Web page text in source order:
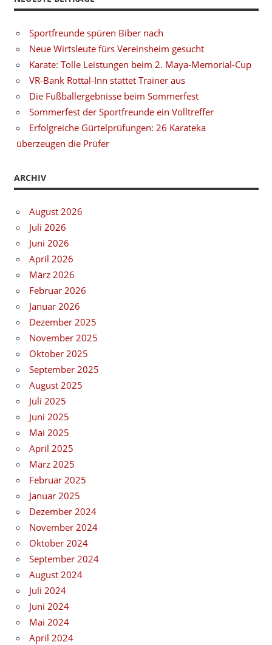
Sportfreunde spüren Biber nach
Neue Wirtsleute fürs Vereinsheim gesucht
Karate: Tolle Leistungen beim 2. Maya-Memorial-Cup
VR-Bank Rottal-Inn stattet Trainer aus
Die Fußballergebnisse beim Sommerfest
Sommerfest der Sportfreunde ein Volltreffer
Erfolgreiche Gürtelprüfungen: 26 Karateka
überzeugen die Prüfer
ARCHIV
August 2026
Juli 2026
Juni 2026
April 2026
März 2026
Februar 2026
Januar 2026
Dezember 2025
November 2025
Oktober 2025
September 2025
August 2025
Juli 2025
Juni 2025
Mai 2025
April 2025
März 2025
Februar 2025
Januar 2025
Dezember 2024
November 2024
Oktober 2024
September 2024
August 2024
Juli 2024
Juni 2024
Mai 2024
April 2024